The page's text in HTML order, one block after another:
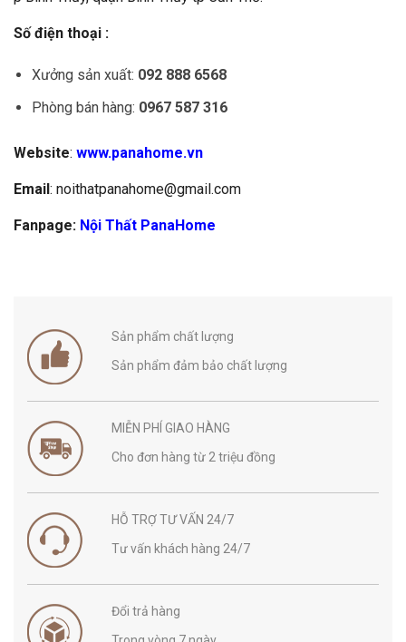
Số điện thoại :
Xưởng sản xuất: 092 888 6568
Phòng bán hàng: 0967 587 316
Website: www.panahome.vn
Email : noithatpanahome@gmail.com
Fanpage: Nội Thất PanaHome
Sản phẩm chất lượng
Sản phẩm đảm bảo chất lượng
MIỄN PHÍ GIAO HÀNG
Cho đơn hàng từ 2 triệu đồng
HỖ TRỢ TƯ VẤN 24/7
Tư vấn khách hàng 24/7
Đổi trả hàng